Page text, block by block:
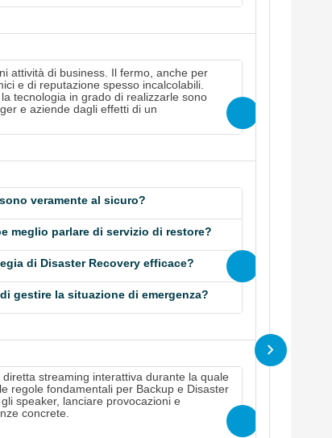
attività di business. Il fermo, anche per
e di reputazione spesso incalcolabili.
tecnologia in grado di realizzarle sono
e aziende dagli effetti di un
veramente al sicuro?
meglio parlare di servizio di restore?
di Disaster Recovery efficace?
gestire la situazione di emergenza?
streaming interattiva durante la quale
regole fondamentali per Backup e Disaster
speaker, lanciare provocazioni e
concrete.